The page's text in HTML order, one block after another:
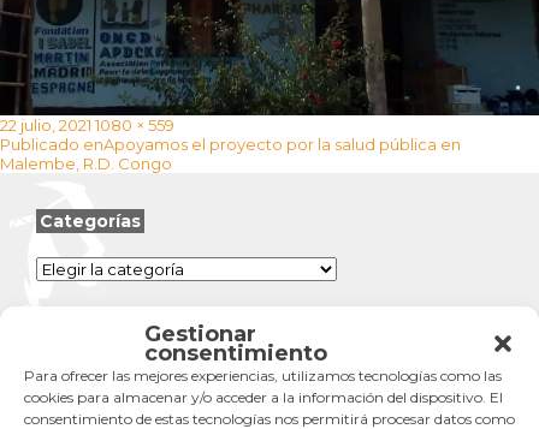
Gestionar
consentimiento
Para ofrecer las mejores experiencias, utilizamos tecnologías como las
cookies para almacenar y/o acceder a la información del dispositivo. El
consentimiento de estas tecnologías nos permitirá procesar datos como
Publicado
el
22 julio, 2021 Tamaño
completo
1080 × 559
Navegación
de
entradas
Publicado enApoyamos el proyecto por la salud pública en
Malembe, R.D. Congo
Categorías
Categorías